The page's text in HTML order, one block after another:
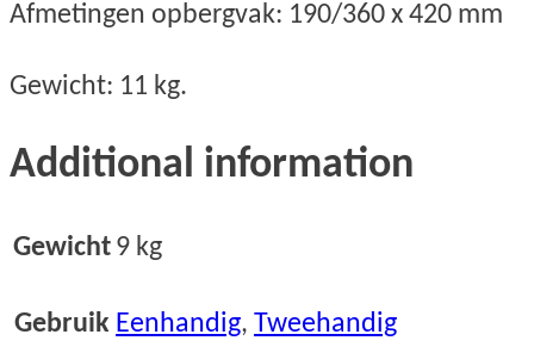
Afmetingen opbergvak: 190/360 x 420 mm
Gewicht: 11 kg.
Additional information
Gewicht 9 kg
Gebruik Eenhandig, Tweehandig